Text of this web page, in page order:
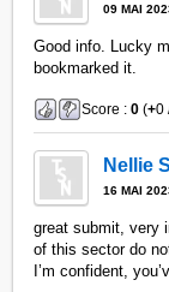
09 MAI
Good info. Lucky
bookmarked it.
Score :0 (+0
Nellie
16 MAI
great submit, very
of this sector do
I’m confident,